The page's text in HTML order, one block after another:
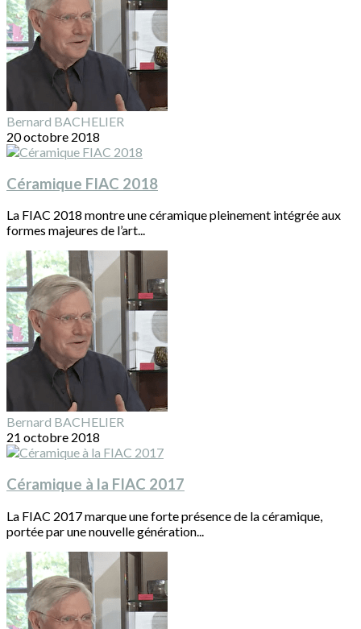
Bernard BACHELIER
20 octobre 2018
Céramique FIAC 2018
La FIAC 2018 montre une céramique pleinement intégrée aux
formes majeures de l’art...
Bernard BACHELIER
21 octobre 2018
Céramique à la FIAC 2017
La FIAC 2017 marque une forte présence de la céramique,
portée par une nouvelle génération...